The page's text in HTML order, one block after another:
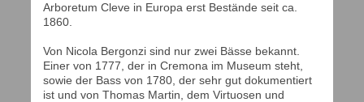
Arboretum Cleve in Europa erst Bestände seit ca.
1860.
Von Nicola Bergonzi sind nur zwei Bässe bekannt.
Einer von 1777, der in Cremona im Museum steht,
sowie der Bass von 1780, der sehr gut dokumentiert
ist und von Thomas Martin, dem Virtuosen und